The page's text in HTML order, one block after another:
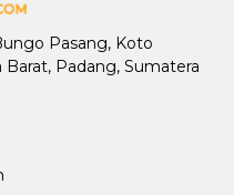
Pasang, Koto
Padang, Sumatera